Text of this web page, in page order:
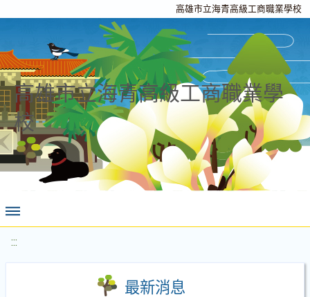
高雄市立海青高級工商職業學校
高雄市立海青高級工商職業學
校
:::
最新消息